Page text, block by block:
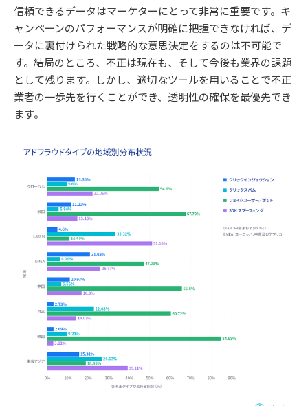
信頼できるデータはマーケターにとって非常に重要です。キ
ャンペーンのパフォーマンスが明確に把握できなければ、デ
ータに裏付けられた戦略的な意思決定をするのは不可能で
す。結局のところ、不正は現在も、そして今後も業界の課題
として残ります。しかし、適切なツールを用いることで不正
業者の一歩先を行くことができ、透明性の確保を最優先でき
ます。